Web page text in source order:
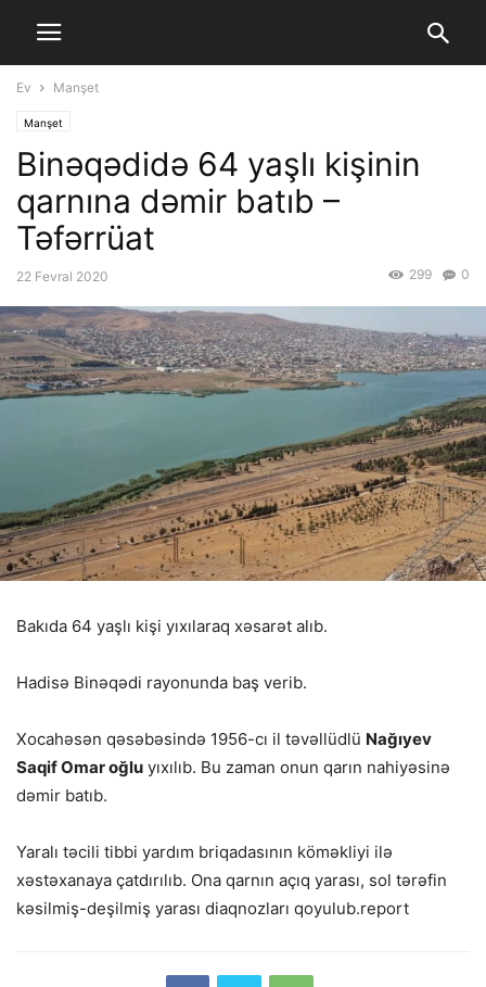
Ev Manşet
Manşet
Binəqədidə 64 yaşlı kişinin
qarnına dəmir batıb –
Təfərrüat
22 Fevral 2020 0
299
Bakıda 64 yaşlı kişi yıxılaraq xəsarət alıb.
Hadisə Binəqədi rayonunda baş verib.
Xocahəsən qəsəbəsində 1956-cı il təvəllüdlü Nağıyev
Saqif Omar oğlu yıxılıb. Bu zaman onun qarın nahiyəsinə
dəmir batıb.
Yaralı təcili tibbi yardım briqadasının köməkliyi ilə
xəstəxanaya çatdırılıb. Ona qarnın açıq yarası, sol tərəfin
kəsilmiş-deşilmiş yarası diaqnozları qoyulub.report